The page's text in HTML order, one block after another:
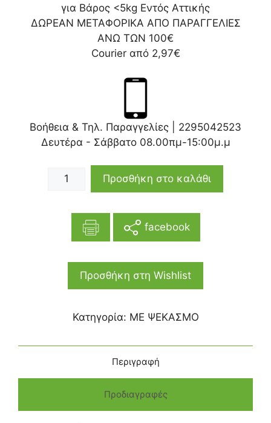
για Βάρος <5kg Εντός Αττικής
ΔΩΡΕΑΝ ΜΕΤΑΦΟΡΙΚΑ ΑΠΟ ΠΑΡΑΓΓΕΛΙΕΣ
ΑΝΩ ΤΩΝ 100€
Courier από 2,97€
Βοήθεια & Τηλ. Παραγγελίες | 2295042523
Δευτέρα - Σάββατο 08.00πμ-15:00μ.μ
Προσθήκη στο καλάθι
facebook
Προσθήκη στη Wishlist
Κατηγορία: ΜΕ ΨΕΚΑΣΜΟ
Περιγραφή
Προδιαγραφές